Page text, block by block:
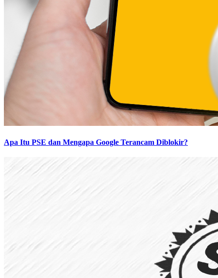
Apa Itu PSE dan Mengapa Google Terancam Diblokir?